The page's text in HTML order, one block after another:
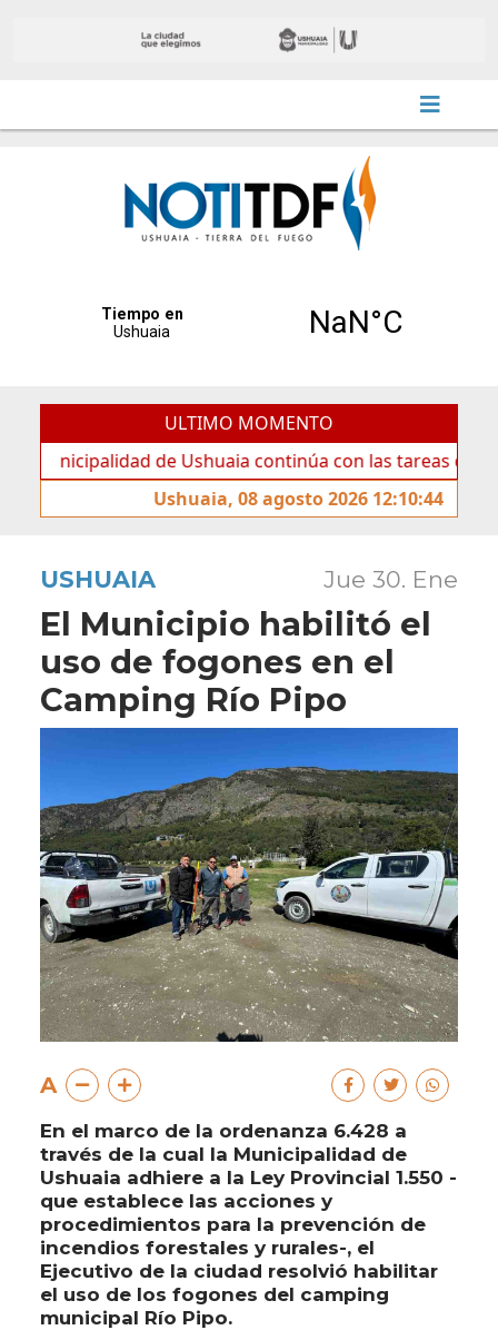
ULTIMO MOMENTO
de Ushuaia continúa con las tareas de
Ushuaia, 08 agosto 2026 12:10:44
USHUAIA Jue 30. Ene
El Municipio habilitó el
uso de fogones en el
Camping Río Pipo
A
En el marco de la ordenanza 6.428 a
través de la cual la Municipalidad de
Ushuaia adhiere a la Ley Provincial 1.550 -
que establece las acciones y
procedimientos para la prevención de
incendios forestales y rurales-, el
Ejecutivo de la ciudad resolvió habilitar
el uso de los fogones del camping
municipal Río Pipo.